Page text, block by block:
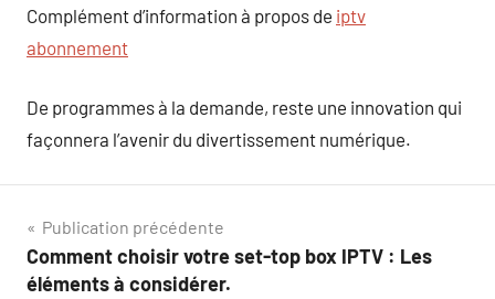
Complément d’information à propos de iptv
abonnement
De programmes à la demande, reste une innovation qui
façonnera l’avenir du divertissement numérique.
Navigation
de
Publication précédente
Comment choisir votre set-top box IPTV : Les
éléments à considérer.